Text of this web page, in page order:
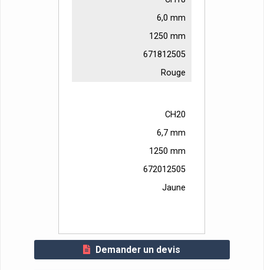
6,0 mm
1250 mm
671812505
Rouge
CH20
6,7 mm
1250 mm
672012505
Jaune
Demander un devis